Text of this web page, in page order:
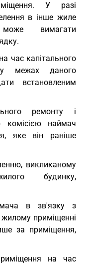
У разі
в інше жиле
вимагати
час капітального
межах даного
встановленим
ремонту і
комісією наймач
яке він раніше
викликаному
будинку,
в зв'язку з
приміщенні
за приміщення,
на час